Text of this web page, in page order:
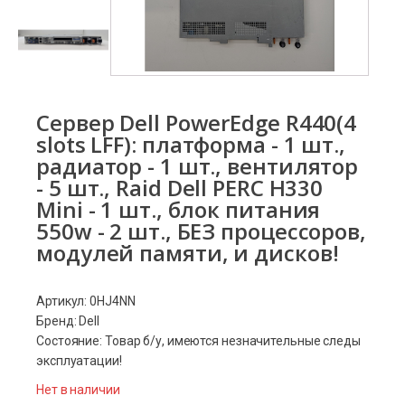
Сервер Dell PowerEdge R440(4
slots LFF): платформа - 1 шт.,
радиатор - 1 шт., вентилятор
- 5 шт., Raid Dell PERC H330
Mini - 1 шт., блок питания
550w - 2 шт., БЕЗ процессоров,
модулей памяти, и дисков!
Артикул: 0HJ4NN
Бренд: Dell
Состояние: Товар б/у, имеются незначительные следы
эксплуатации!
Нет в наличии